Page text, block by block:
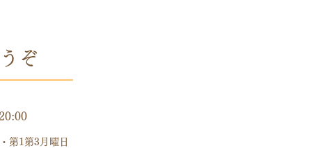
ぞ
第1第3月曜日